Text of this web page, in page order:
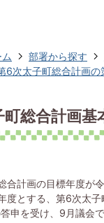
部署から探す
6次太子町総合計画の
総合計画
合計画の目標年度が
度とする、第6次太
申を受け、9月議会